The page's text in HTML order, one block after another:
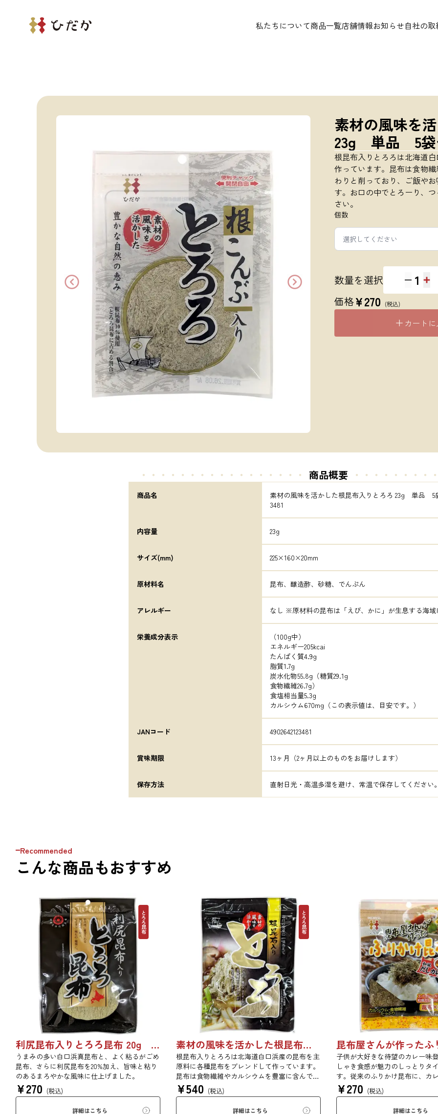
私たちについて商品一覧店舗情報お知らせ自社の
素材の風味を
23g 単品 5袋
根昆布入りとろろは北海道
作っています。昆布は食物
わりと削っており、ご飯や
す。お口の中でとろーり、
さい。
個数
選択してください
数量を選択 1
価格¥270 (税込)
カート
・・・・・ ・・・・・・・・・・・・ 商品概要 ・・・・・ ・・・
商品名
素材の風味を活かした根昆布入りとろろ 23g　単品
3481
内容量 23g
サイズ(mm) 225×160×20mm
原材料名 昆布、醸造酢、砂糖、でんぷん
アレルギー なし ※原材料の昆布は「えび、かに」が生息する海
栄養成分表示
（100g中）
エネルギー205kcai
たんぱく質4.9g
脂質1.7g
炭水化物55.8g（糖質29.1g
食物繊維26.7g）
食塩相当量5.3g
カルシウム670mg（この表示値は、目安です。）
JANコード 4902642123481
賞味期限 13ヶ月（2ヶ月以上のものをお届けします）
保存方法 直射日光・高温多湿を避け、常温で保存してください
Recommended
こんな商品もおすすめ
とろろ昆布
利尻昆布入りとろろ昆布 20g 3436
うまみの多い白口浜真昆布と、よく粘るがごめ
昆布、さらに利尻昆布を20%加え、旨味と粘り
のあるまろやかな風味に仕上げました。
¥270 (税込)
詳細はこちら
とろろ昆布
素材の風味を活かした根昆布入りとろろ 65g 単品 5袋セット 20袋セット 1736
根昆布入りとろろは北海道白口浜産の昆布を主
原料に各種昆布をブレンドして作っています。
昆布は食物繊維やカルシウムを豊富に含んでい
ます。薄くふんわりと削っており、ご飯やお吸
い物、うどんに入れて美味しく召し上がれま
す。お口の中でとろーり、つるっと広がる根昆
¥540 (税込)
詳細はこちら
子供が大好きな待望のカレー味
しゃき食感が魅力のしっとりタ
す。従来のふりかけ昆布に、カ
えました。さらに、鰹といった
料も加え、だしカレー風に仕上
¥270 (税込)
詳細はこちら